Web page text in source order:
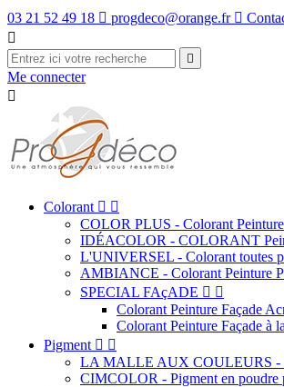
03 21 52 49 18  progdeco@orange.fr 


Me connecter

Colorant  
COLOR PLUS - Colorant
IDÉACOLOR - COLORANT
L'UNIVERSEL - Colorant toutes
AMBIANCE - Colorant Peinture
SPECIAL FAçADE  
Colorant Peinture Façade
Colorant Peinture Façade à
Pigment  
LA MALLE AUX COULEURS -
CIMCOLOR - Pigment en poudre